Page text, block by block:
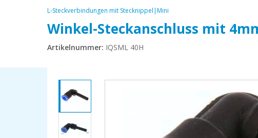
L-Steckverbindungen mit Stecknippel|Mini
Winkel-Steckanschluss mit
Artikelnummer: IQSML 40H